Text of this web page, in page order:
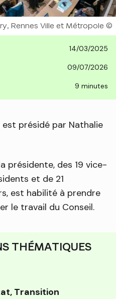
:Rennes Ville et Métropole
14/03/2025
09/07/2026
9 minutes
présidé par Nathalie
présidente, des 19 vice-
et de 21
est habilité à prendre
le travail du Conseil.
THÉMATIQUES
Transition